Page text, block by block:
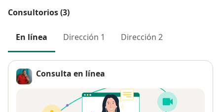
Consultorios (3)
En línea Dirección 1 Dirección 2
Consulta en línea